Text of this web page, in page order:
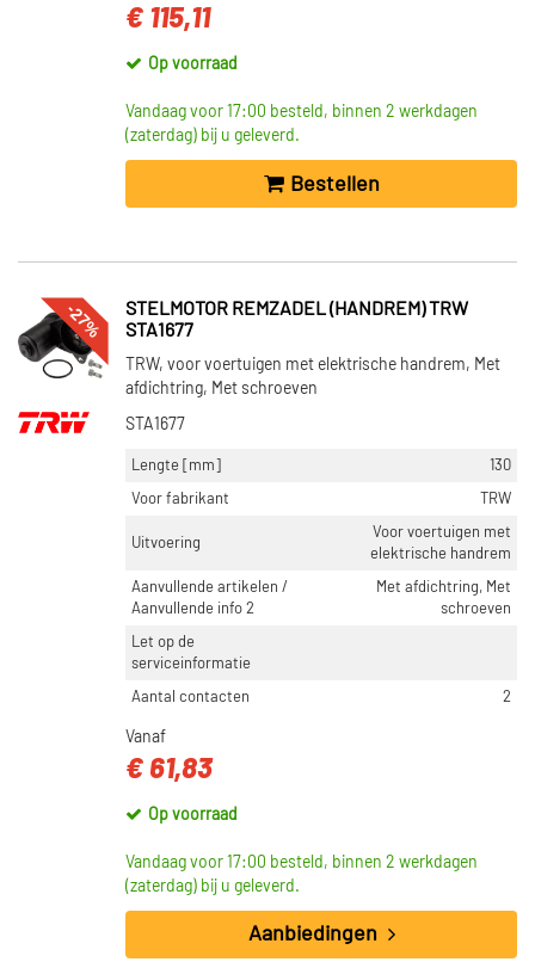
€ 115,11
Op voorraad
Vandaag voor 17:00 besteld, binnen 2 werkdagen
(zaterdag) bij u geleverd.
Bestellen
-27%
STELMOTOR REMZADEL (HANDREM) TRW
STA1677
TRW, voor voertuigen met elektrische handrem, Met
afdichtring, Met schroeven
STA1677
Lengte [mm]
130
Voor fabrikant
TRW
Uitvoering
Voor voertuigen met
elektrische handrem
Aanvullende artikelen /
Aanvullende info 2
Met afdichtring, Met
schroeven
Let op de
serviceinformatie
Aantal contacten
2
Vanaf
€ 61,83
Op voorraad
Vandaag voor 17:00 besteld, binnen 2 werkdagen
(zaterdag) bij u geleverd.
Aanbiedingen